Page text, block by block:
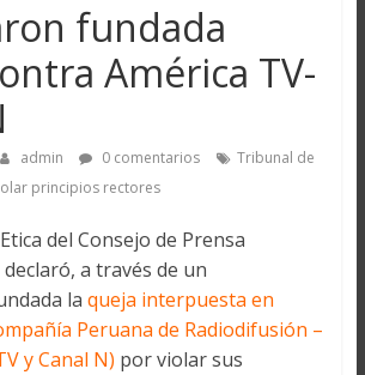
fundada
América TV-
admin 0 comentarios
Tribunal de
principios rectores
del Consejo de Prensa
declaró, a través de un
la queja interpuesta en
Peruana de Radiodifusión –
y Canal N) por violar sus